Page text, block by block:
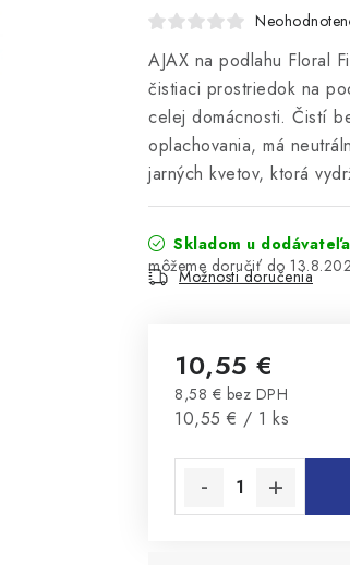
AJAX na podlahu Floral
čistiaci prostriedok na
celej domácnosti. Čistí
oplachovania, má
jarných kvetov, ktorá
Skladom u dodávateľa
Možnosti doručenia
10,55 €
8,58 € bez DPH
Jednotková cena:
10,55 € / 1 ks